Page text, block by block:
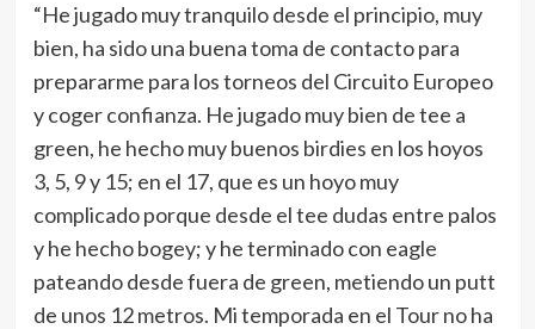
“He jugado muy tranquilo desde el principio, muy
bien, ha sido una buena toma de contacto para
prepararme para los torneos del Circuito Europeo
y coger confianza. He jugado muy bien de tee a
green, he hecho muy buenos birdies en los hoyos
3, 5, 9 y 15; en el 17, que es un hoyo muy
complicado porque desde el tee dudas entre palos
y he hecho bogey; y he terminado con eagle
pateando desde fuera de green, metiendo un putt
de unos 12 metros. Mi temporada en el Tour no ha